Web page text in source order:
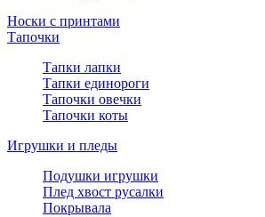
Носки с принтами
Тапочки
Тапки лапки
Тапки единороги
Тапочки овечки
Тапочки коты
Игрушки и пледы
Подушки игрушки
Плед хвост русалки
Покрывала